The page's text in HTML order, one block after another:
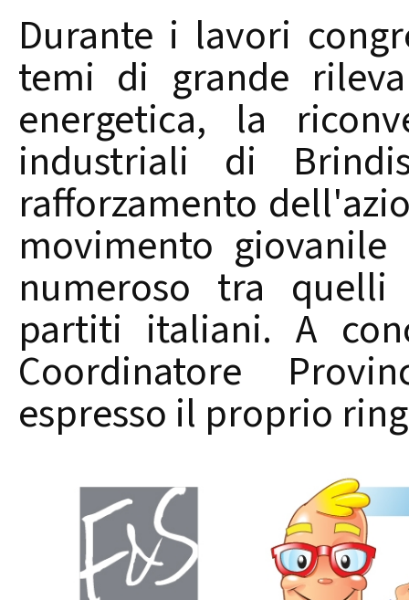
Durante i lavori
temi di grande
energetica, la
industriali di
rafforzamento
movimento
numeroso tra
partiti italiani. A
Coordinatore
espresso il proprio